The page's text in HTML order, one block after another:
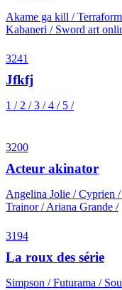
Akame ga kill /
Kabaneri / Sword art
3241
Jfkfj
1 / 2 / 3 / 4 / 5 /
3200
Acteur akinator
Angelina Jolie / Cyprien
Trainor / Ariana Grande /
3194
La roux des série
Simpson / Futurama /